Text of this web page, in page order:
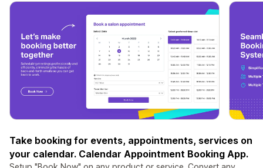
Take booking for events, appointments, services on
your calendar. Calendar Appointment Booking App.